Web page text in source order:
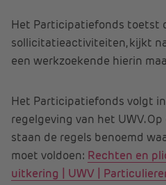
Het Participatiefonds toetst
sollicitatieactiviteiten, kijkt
een werkzoekende hierin
Het Participatiefonds volgt
regelgeving van het UWV.
staan de regels benoemd
moet voldoen: Rechten en
uitkering | UWV |